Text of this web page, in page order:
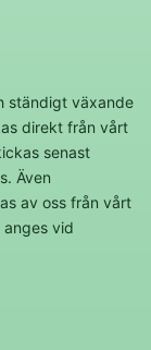
ständigt växande
direkt från vårt
senast
Även
av oss från vårt
anges vid